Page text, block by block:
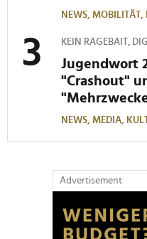
NEWS, MOBILITÄT,
KEIN RAGEBAIT,
Jugendwort
"Crashout"
NEWS, MEDIA,
Advertisement